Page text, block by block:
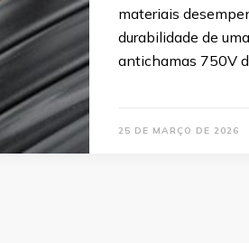
materiais
durabilidade de
antichamas 750V
25 DE MARÇO DE 2026